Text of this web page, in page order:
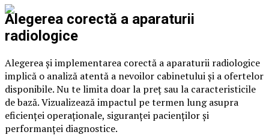
Alegerea corectă a aparaturii
radiologice
Alegerea și implementarea corectă a aparaturii radiologice
implică o analiză atentă a nevoilor cabinetului și a ofertelor
disponibile. Nu te limita doar la preț sau la caracteristicile
de bază. Vizualizează impactul pe termen lung asupra
eficienței operaționale, siguranței pacienților și
performanței diagnostice.